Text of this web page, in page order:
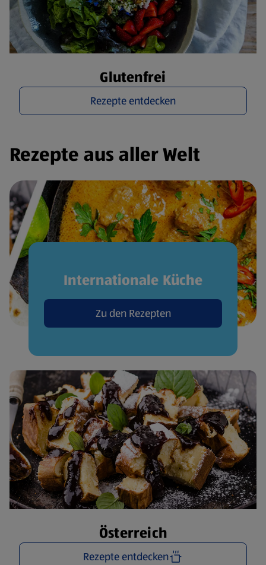
Glutenfrei
Rezepte entdecken
Rezepte aus aller Welt
Internationale Küche
Zu den Rezepten
Österreich
Rezepte entdecken